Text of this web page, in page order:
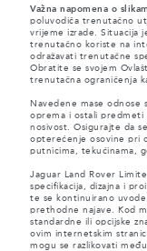
Važna napomena o
poluvodiča trenutačno
vrijeme izrade. Situacija
trenutačno koriste na
odražavati trenutačne
Obratite se svojem
trenutačna ograničenja
Navedene mase odnose
oprema i ostali predmeti
nosivost. Osigurajte da
opterećenje osovine pri
putnicima, tekućinama,
Jaguar Land Rover
specifikacija, dizajna i
te se kontinuirano uvode
prethodne najave. Kod
standardne ili opcijske
ovim internetskim
mogu se razlikovati